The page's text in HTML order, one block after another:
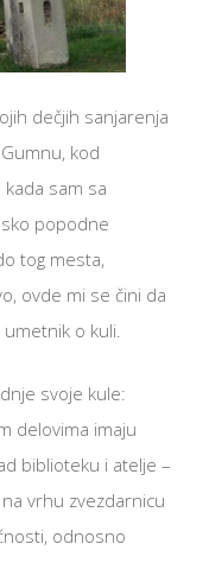
dečjih sanjarenja
kod
sam sa
popodne
tog mesta,
ovde mi se čini da
o kuli.
svoje kule:
delovima imaju
biblioteku i atelje –
vrhu zvezdarnicu
odnosno